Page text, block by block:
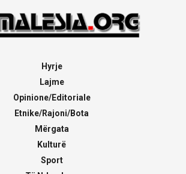
Hyrje
Lajme
Opinione/Editoriale
Etnike/Rajoni/Bota
Mërgata
Kulturë
Sport